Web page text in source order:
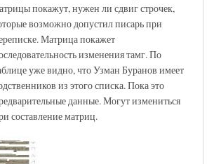
покажут, нужен ли сдвиг строчек,
возможно допустил писарь при
Матрица покажет
изменения тамг. По
уже видно, что Узман Буранов имеет
из этого списка. Пока это
данные. Могут измениться
составление матриц.